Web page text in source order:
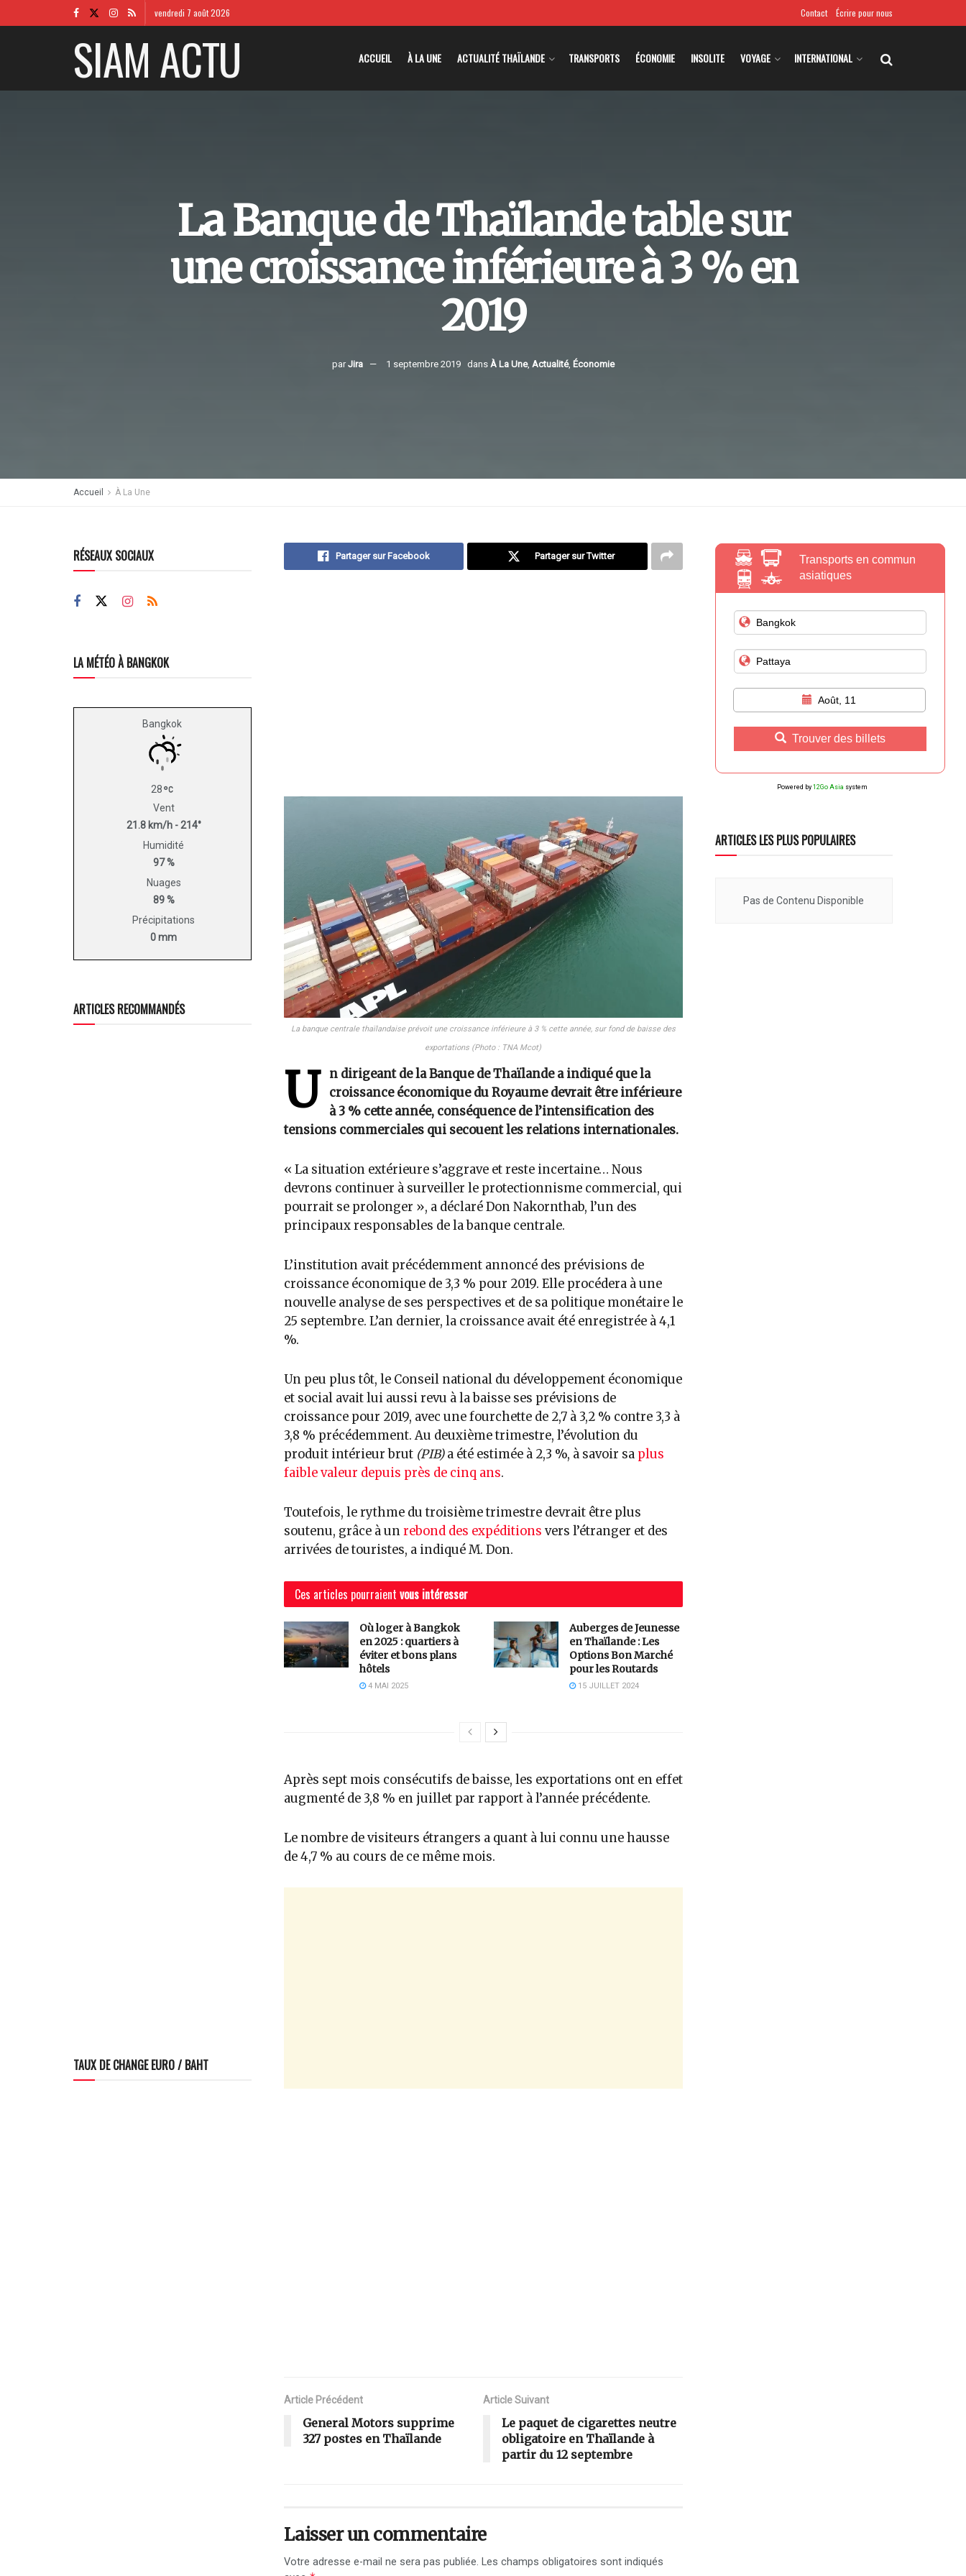
vendredi 7 août 2026 Contact Écrire pour nous
SIAM ACTU ACCUEIL À LA UNE ACTUALITÉ THAÏLANDE TRANSPORTS ÉCONOMIE INSOLITE VOYAGE INTERNATIONAL
La Banque de Thaïlande table sur
une croissance inférieure à 3 % en
2019
par Jira 1 septembre 2019 dans À La Une, Actualité, Économie
Accueil À La Une
Partager sur Facebook Partager sur Twitter
La banque centrale thaïlandaise prévoit une croissance inférieure à 3 % cette année, sur fond de baisse des
exportations (Photo : TNA Mcot)
U
n dirigeant de la Banque de Thaïlande a indiqué que la
croissance économique du Royaume devrait être inférieure
à 3 % cette année, conséquence de l’intensification des
tensions commerciales qui secouent les relations internationales.
« La situation extérieure s’aggrave et reste incertaine… Nous
devrons continuer à surveiller le protectionnisme commercial, qui
pourrait se prolonger », a déclaré Don Nakornthab, l’un des
principaux responsables de la banque centrale.
L’institution avait précédemment annoncé des prévisions de
croissance économique de 3,3 % pour 2019. Elle procédera à une
nouvelle analyse de ses perspectives et de sa politique monétaire le
25 septembre. L’an dernier, la croissance avait été enregistrée à 4,1
%.
Un peu plus tôt, le Conseil national du développement économique
et social avait lui aussi revu à la baisse ses prévisions de
croissance pour 2019, avec une fourchette de 2,7 à 3,2 % contre 3,3 à
3,8 % précédemment. Au deuxième trimestre, l’évolution du
produit intérieur brut (PIB)a été estimée à 2,3 %, à savoir sa plus
faible valeur depuis près de cinq ans.
Toutefois, le rythme du troisième trimestre devrait être plus
soutenu, grâce à unrebond des expéditions vers l’étranger et des
arrivées de touristes, a indiqué M. Don.
Ces articles pourraient vous intéresser
Où loger à Bangkok
en 2025 : quartiers à
éviter et bons plans
hôtels
4 MAI 2025
Auberges de Jeunesse
en Thaïlande : Les
Options Bon Marché
pour les Routards
15 JUILLET 2024
Après sept mois consécutifs de baisse, les exportations ont en effet
augmenté de 3,8 % en juillet par rapport à l’année précédente.
Le nombre de visiteurs étrangers a quant à lui connu une hausse
de 4,7 % au cours de ce même mois.
Article Précédent
General Motors supprime
327 postes en Thaïlande
Article Suivant
Le paquet de cigarettes neutre
obligatoire en Thaïlande à
partir du 12 septembre
Laisser un commentaire
Votre adresse e-mail ne sera pas publiée. Les champs obligatoires sont indiqués
RÉSEAUX SOCIAUX
LA MÉTÉO À BANGKOK
Bangkok
28
Vent
21.8 km/h - 214°
Humidité
97 %
Nuages
89 %
Précipitations
0 mm
ARTICLES RECOMMANDÉS
TAUX DE CHANGE EURO / BAHT
Transports en commun
asiatiques
Août, 11
Trouver des billets
Powered by 12Go Asia system
ARTICLES LES PLUS POPULAIRES
Pas de Contenu Disponible